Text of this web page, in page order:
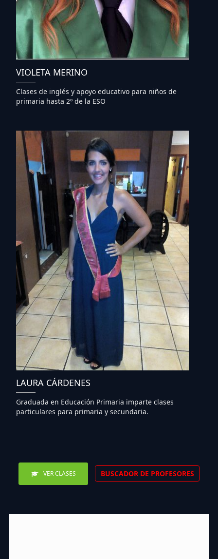
VIOLETA MERINO
Clases de inglés y apoyo educativo para niños de
primaria hasta 2º de la ESO
LAURA CÁRDENES
Graduada en Educación Primaria imparte clases
particulares para primaria y secundaria.
VER CLASES BUSCADOR DE PROFESORES